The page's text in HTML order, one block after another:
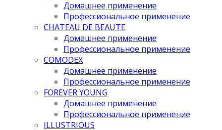
Домашнее применение
Профессиональное применение
CHATEAU DE BEAUTE
Домашнее применение
Профессиональное применение
COMODEX
Домашнее применение
Профессиональное применение
FOREVER YOUNG
Домашнее применение
Профессиональное применение
ILLUSTRIOUS